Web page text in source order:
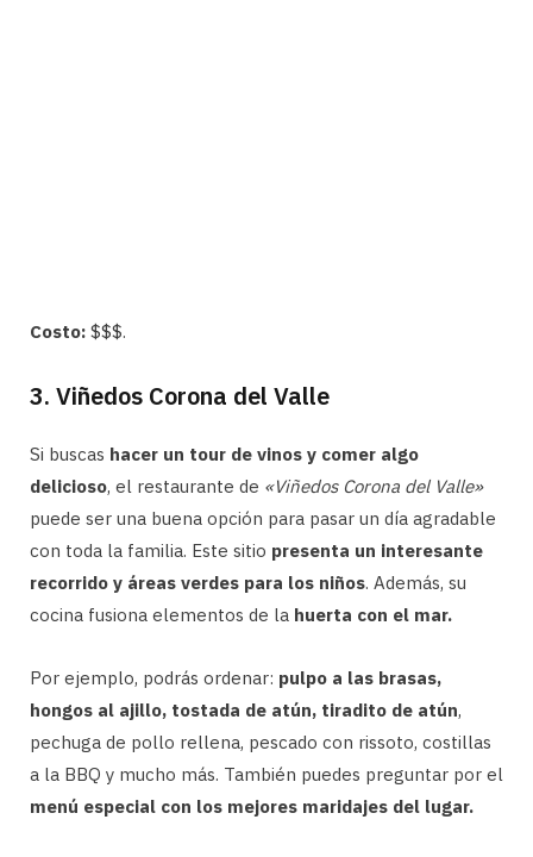
Costo: $$$.
3. Viñedos Corona del Valle
Si buscas hacer un tour de vinos y comer algo
delicioso, el restaurante de «Viñedos Corona del Valle»
puede ser una buena opción para pasar un día agradable
con toda la familia. Este sitio presenta un interesante
recorrido y áreas verdes para los niños. Además, su
cocina fusiona elementos de la huerta con el mar.
Por ejemplo, podrás ordenar: pulpo a las brasas,
hongos al ajillo, tostada de atún, tiradito de atún,
pechuga de pollo rellena, pescado con rissoto, costillas
a la BBQ y mucho más. También puedes preguntar por el
menú especial con los mejores maridajes del lugar.